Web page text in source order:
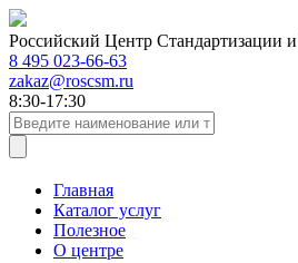
Российский Центр Стандартизации
8 495 023-66-63
zakaz@roscsm.ru
8:30-17:30
Главная
Каталог услуг
Полезное
О центре